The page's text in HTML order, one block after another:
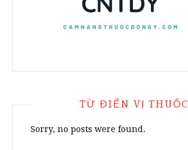
TỪ ĐIỂN VỊ THUỐC
Sorry, no posts were found.